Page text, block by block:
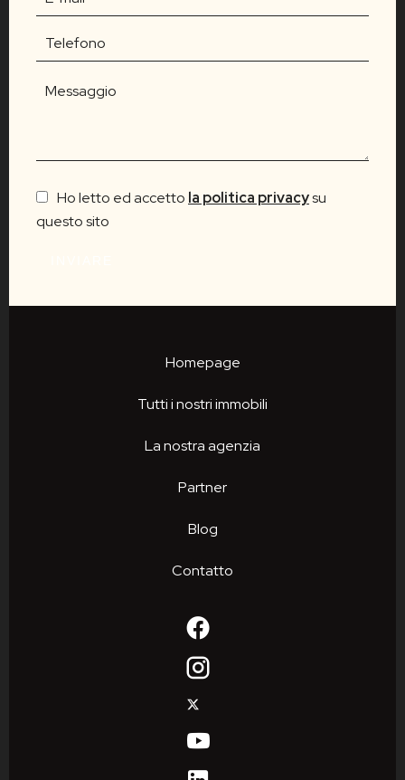
Ho letto ed accetto la politica privacysu
questo sito
Homepage
Tutti i nostri immobili
La nostra agenzia
Partner
Blog
Contatto